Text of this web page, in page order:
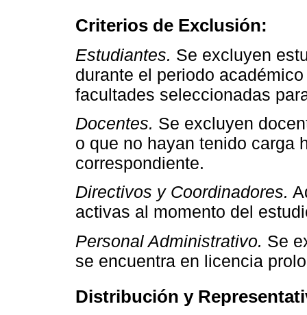
Criterios de Exclusión:
Estudiantes. Se excluyen
durante el periodo
facultades seleccionadas
Docentes. Se excluyen
o que no hayan tenido carga
correspondiente.
Directivos y Coordinadores.
activas al momento del
Personal Administrativo. Se
se encuentra en licencia
Distribución y